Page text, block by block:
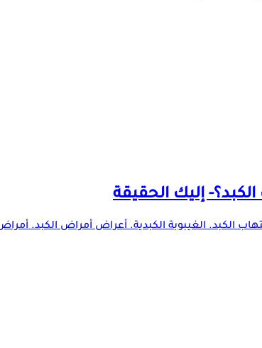
إليك الحقيقة
الكبد. الغيبوبة الكبدية. أعراض أمراض الكبد.